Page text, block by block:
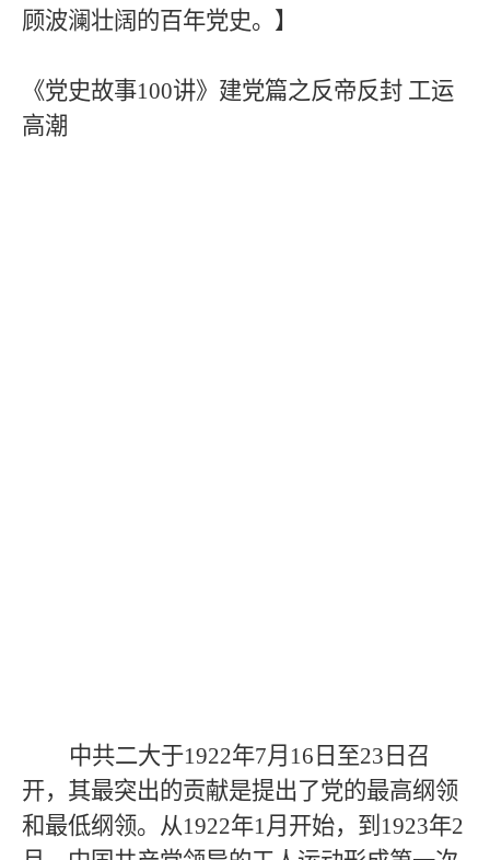
顾波澜壮阔的百年党史。】
《党史故事100讲》建党篇之反帝反封 工运
高潮
中共二大于1922年7月 16 日至23 日召
开，其最突出的贡献是提出了党的最高纲领
和最低纲领。从1922年1月开始，到 1923年2